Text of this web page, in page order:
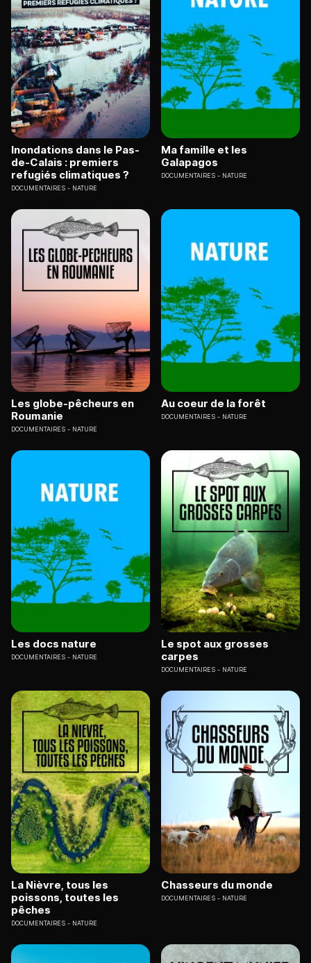
Inondations dans le Pas-
de-Calais : premiers
refugiés climatiques ?
DOCUMENTAIRES NATURE
Ma famille et les
Galapagos
DOCUMENTAIRES NATURE
Les globe-pêcheurs en
Roumanie
DOCUMENTAIRES NATURE
Au coeur de la forêt
DOCUMENTAIRES NATURE
Les docs nature
DOCUMENTAIRES NATURE
Le spot aux grosses
carpes
DOCUMENTAIRES NATURE
La Nièvre, tous les
poissons, toutes les
pêches
DOCUMENTAIRES NATURE
Chasseurs du monde
DOCUMENTAIRES NATURE